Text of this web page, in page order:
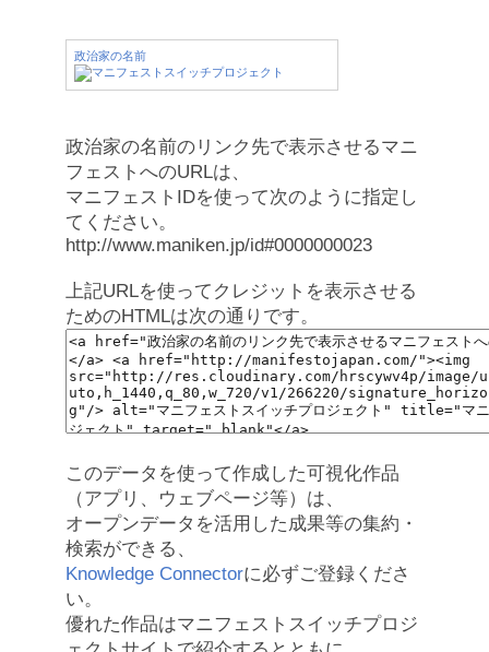
政治家の名前
政治家の名前のリンク先で表示させるマニ
フェストへのURLは、
マニフェストIDを使って次のように指定し
てください。
http://www.maniken.jp/id#0000000023
上記URLを使ってクレジットを表示させる
ためのHTMLは次の通りです。
このデータを使って作成した可視化作品
（アプリ、ウェブページ等）は、
オープンデータを活用した成果等の集約・
検索ができる、
Knowledge Connectorに必ずご登録くださ
い。
優れた作品はマニフェストスイッチプロジ